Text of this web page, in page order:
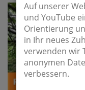
Auf unserer
und YouTube
Orientierung
in Ihr neues
verwenden wir
anonymen
verbessern.